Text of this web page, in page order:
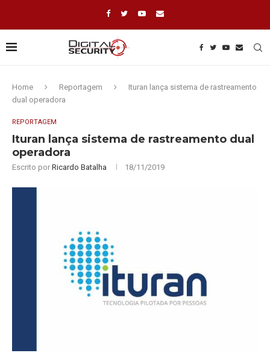
Home Reportagem
Ituran lança sistema de rastreamento
dual operadora
REPORTAGEM
Ituran lança sistema de rastreamento dual
operadora
Escrito por Ricardo Batalha 18/11/2019